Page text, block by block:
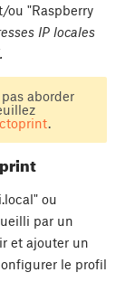
ou "Raspberry
IP locales
aborder
.
ou
par un
et ajouter un
le profil